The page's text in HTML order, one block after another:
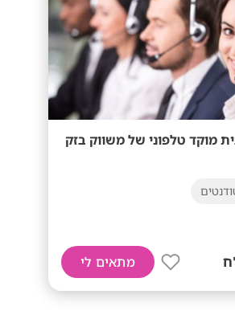
מוקד טלפוני של משווק בזק
מתאים לי